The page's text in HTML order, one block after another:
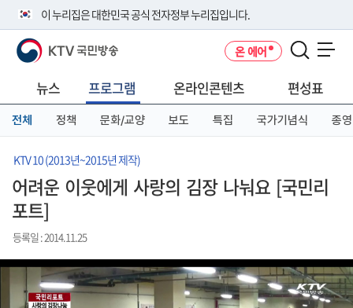
이 누리집은 대한민국 공식 전자정부 누리집입니다.
공식 누리집 주소 확인하기
니다.
이밖에 or.kr 또는 .kr등 다른 도메인 주소를 사용하고 있다면 아래 URL에
서 도메인 주소를 확인해 보세요
KTV 국민방송 온 에어
뉴스 프로그램 온라인콘텐츠 편성표
전체 정책 문화/교양 보도 특집 국가기념식 종영
KTV 10 (2013년~2015년 제작)
어려운 이웃에게 사랑의 김장 나눠요 [국민리
포트]
등록일 : 2014.11.25